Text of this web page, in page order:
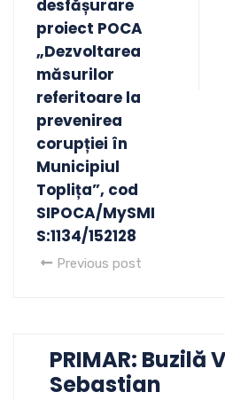
desfășurare
proiect POCA
„Dezvoltarea
măsurilor
referitoare la
prevenirea
corupției în
Municipiul
Toplița”, cod
SIPOCA/MySMI
S:1134/152128
Previous post
PRIMAR: Buzilă
Sebastian